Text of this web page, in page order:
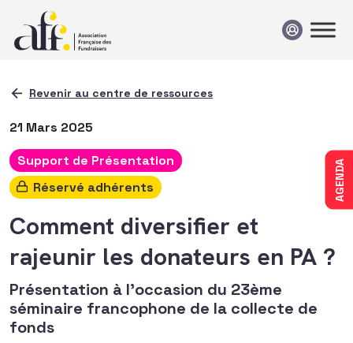
AGENDA
Revenir au centre de ressources
21 Mars 2025
Support de Présentation
Réservé adhérents
Comment diversifier et
rajeunir les donateurs en PA ?
Présentation à l'occasion du 23ème
séminaire francophone de la collecte de
fonds